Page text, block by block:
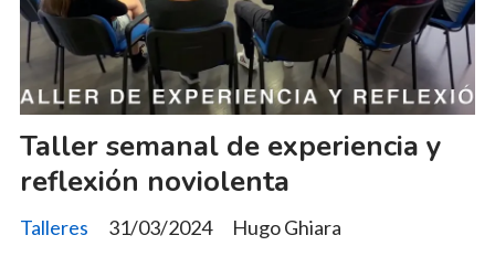
Taller semanal de experiencia y
reflexión noviolenta
Hugo Ghiara
Talleres 31/03/2024